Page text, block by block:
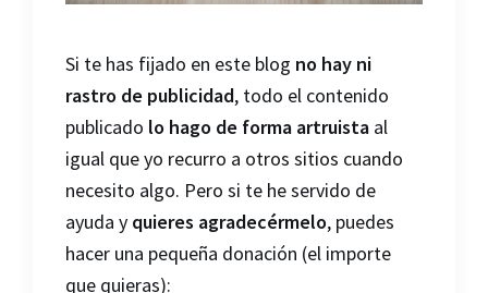
Si te has fijado en este blog no hay ni
rastro de publicidad, todo el contenido
publicado lo hago de forma artruista al
igual que yo recurro a otros sitios cuando
necesito algo. Pero si te he servido de
ayuda y quieres agradecérmelo, puedes
hacer una pequeña donación (el importe
que quieras):